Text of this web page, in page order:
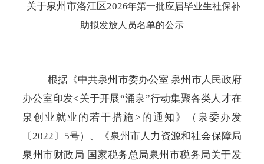
关于泉州市洛江区2026年第一批应届毕业生社保补
助拟发放人员名单的公示
根据《中共泉州市委办公室 泉州市人民政府
办公室印发<关于开展“涌泉”行动集聚各类人才在
泉创业就业的若干措施>的通知》（泉委办发
〔2022〕5号）、《泉州市人力资源和社会保障局
泉州市财政局 国家税务总局泉州市税务局关于发